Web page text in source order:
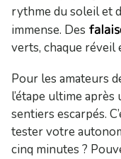
rythme du soleil et
immense. Des
verts, chaque réveil
Pour les amateurs
l’étape ultime
sentiers escarpés.
tester votre
cinq minutes ?